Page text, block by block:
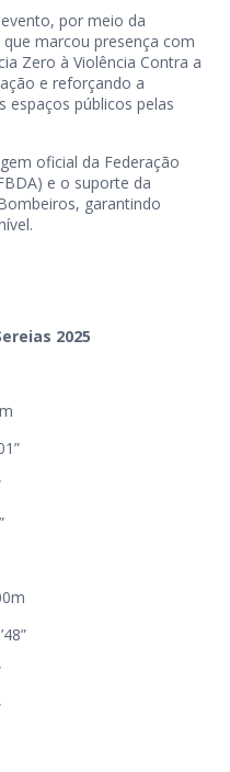
por meio da
marcou presença com
Zero à Violência Contra a
e reforçando a
espaços públicos pelas
oficial da Federação
e o suporte da
garantindo
2025